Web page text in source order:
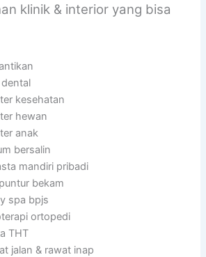
klinik & interior yang bisa
kesehatan
hewan
anak
bersalin
mandiri pribadi
bekam
spa bpjs
ortopedi
THT
jalan & rawat inap